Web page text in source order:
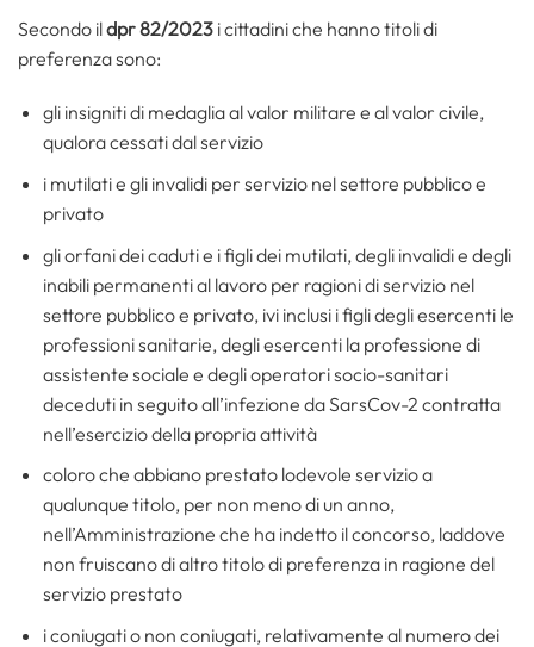
Secondo ildpr 82/2023 i cittadini che hanno titoli di
preferenza sono:
gli insigniti di medaglia al valor militare e al valor civile,
qualora cessati dal servizio
i mutilati e gli invalidi per servizio nel settore pubblico e
privato
gli orfani dei caduti e i figli dei mutilati, degli invalidi e degli
inabili permanenti al lavoro per ragioni di servizio nel
settore pubblico e privato, ivi inclusi i figli degli esercenti le
professioni sanitarie, degli esercenti la professione di
assistente sociale e degli operatori socio-sanitari
deceduti in seguito all’infezione da SarsCov-2 contratta
nell’esercizio della propria attività
coloro che abbiano prestato lodevole servizio a
qualunque titolo, per non meno di un anno,
nell’Amministrazione che ha indetto il concorso, laddove
non fruiscano di altro titolo di preferenza in ragione del
servizio prestato
i coniugati o non coniugati, relativamente al numero dei